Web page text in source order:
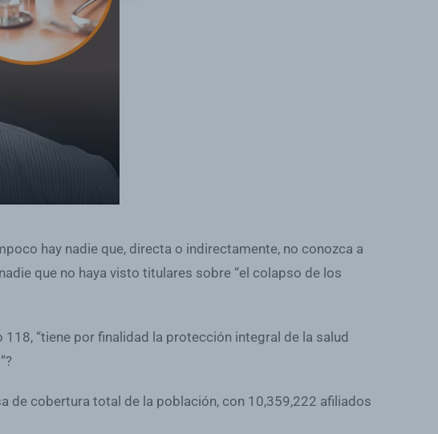
hay nadie que, directa o indirectamente, no conozca a
que no haya visto titulares sobre “el colapso de los
118, “tiene por finalidad la protección integral de la salud
de cobertura total de la población, con 10,359,222 afiliados